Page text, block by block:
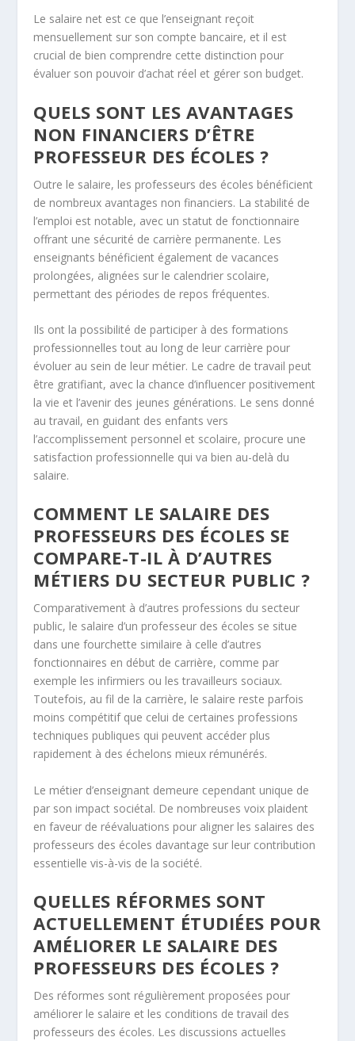
Le salaire net est ce que l’enseignant reçoit
mensuellement sur son compte bancaire, et il est
crucial de bien comprendre cette distinction pour
évaluer son pouvoir d’achat réel et gérer son budget.
QUELS SONT LES AVANTAGES
NON FINANCIERS D’ÊTRE
PROFESSEUR DES ÉCOLES ?
Outre le salaire, les professeurs des écoles bénéficient
de nombreux avantages non financiers. La stabilité de
l’emploi est notable, avec un statut de fonctionnaire
offrant une sécurité de carrière permanente. Les
enseignants bénéficient également de vacances
prolongées, alignées sur le calendrier scolaire,
permettant des périodes de repos fréquentes.
Ils ont la possibilité de participer à des formations
professionnelles tout au long de leur carrière pour
évoluer au sein de leur métier. Le cadre de travail peut
être gratifiant, avec la chance d’influencer positivement
la vie et l’avenir des jeunes générations. Le sens donné
au travail, en guidant des enfants vers
l’accomplissement personnel et scolaire, procure une
satisfaction professionnelle qui va bien au-delà du
salaire.
COMMENT LE SALAIRE DES
PROFESSEURS DES ÉCOLES SE
COMPARE-T-IL À D’AUTRES
MÉTIERS DU SECTEUR PUBLIC ?
Comparativement à d’autres professions du secteur
public, le salaire d’un professeur des écoles se situe
dans une fourchette similaire à celle d’autres
fonctionnaires en début de carrière, comme par
exemple les infirmiers ou les travailleurs sociaux.
Toutefois, au fil de la carrière, le salaire reste parfois
moins compétitif que celui de certaines professions
techniques publiques qui peuvent accéder plus
rapidement à des échelons mieux rémunérés.
Le métier d’enseignant demeure cependant unique de
par son impact sociétal. De nombreuses voix plaident
en faveur de réévaluations pour aligner les salaires des
professeurs des écoles davantage sur leur contribution
essentielle vis-à-vis de la société.
QUELLES RÉFORMES SONT
ACTUELLEMENT ÉTUDIÉES POUR
AMÉLIORER LE SALAIRE DES
PROFESSEURS DES ÉCOLES ?
Des réformes sont régulièrement proposées pour
améliorer le salaire et les conditions de travail des
professeurs des écoles. Les discussions actuelles